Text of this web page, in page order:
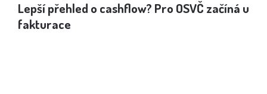
Lepší přehled o cashflow? Pro OSVČ začíná u
fakturace